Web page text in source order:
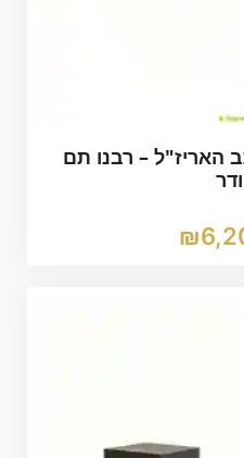
האריז"ל – רבנו תם
₪